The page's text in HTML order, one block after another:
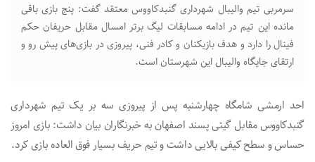
سرمربی تیم والیبال شهرداری گنبدکاووس معتقد گفت: پنج بازی‌ باقی
مانده این تیم در ادامه مسابقات لیگ برتر امسال مقابل حریفان حکم
فینال را دارد و هدف بازیکنان و کادر فنی، پیروزی در بازی‌های پیش رو و
ارتقای جایگاه والیبال این شهرستان است.
احد ارمشی شامگاه چهارشنبه پس از پیروزی سه بر یک تیم شهرداری
گنبدکاووس مقابل گیتی پسند اصفهان به خبرنگاران بیان داشت: بازی امروز
حساس و سطح کیفی بالایی داشت و تیم حریف بسیار فوق العاده بازی کرد.